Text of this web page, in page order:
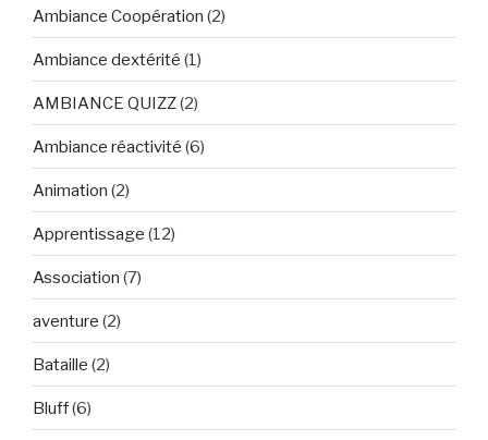
Ambiance Coopération (2)
Ambiance dextérité (1)
AMBIANCE QUIZZ(2)
Ambiance réactivité (6)
Animation (2)
Apprentissage (12)
Association (7)
aventure (2)
Bataille (2)
Bluff(6)